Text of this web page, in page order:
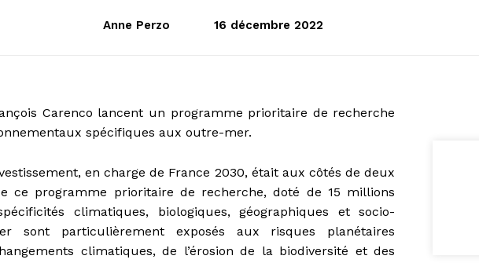
Anne Perzo 16 décembre 2022
Carenco lancent un programme prioritaire de recherche
spécifiques aux outre-mer.
en charge de France 2030, était aux côtés de deux
ce programme prioritaire de recherche, doté de 15 millions
climatiques, biologiques, géographiques et socio-
sont particulièrement exposés aux risques planétaires
climatiques, de l’érosion de la biodiversité et des